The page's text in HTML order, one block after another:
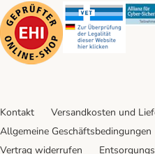
Security
Kontakt Versandkosten und
Allgemeine Geschäftsbedingungen
Vertrag widerrufen